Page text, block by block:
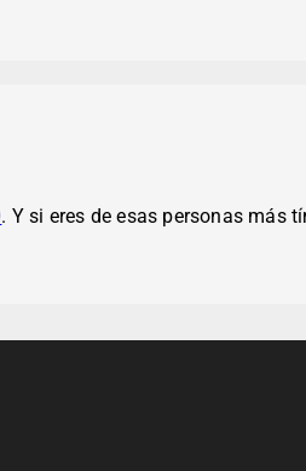
. Y si eres de esas personas más